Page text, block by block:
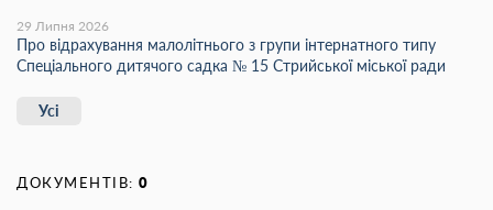
29 Липня 2026
Про відрахування малолітнього з групи інтернатного типу
Спеціального дитячого садка № 15 Стрийської міської ради
Усі
ДОКУМЕНТІВ: 0